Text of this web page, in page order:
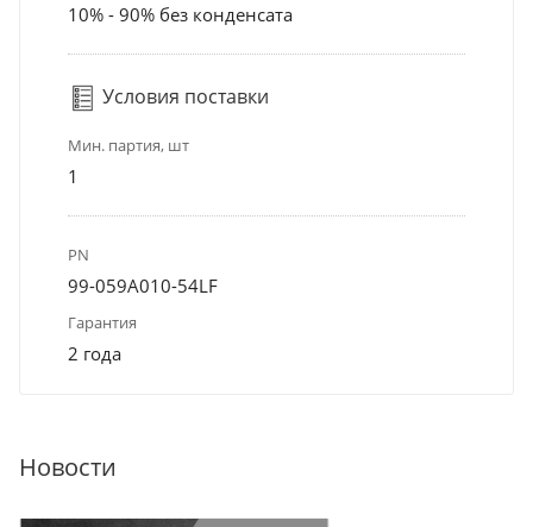
10% - 90% без конденсата
Условия поставки
Мин. партия, шт
1
PN
99-059A010-54LF
Гарантия
2 года
Новости